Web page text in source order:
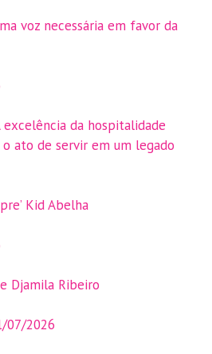
voz necessária em favor da
da hospitalidade
ato de servir em um legado
Kid Abelha
Djamila Ribeiro
07/2026